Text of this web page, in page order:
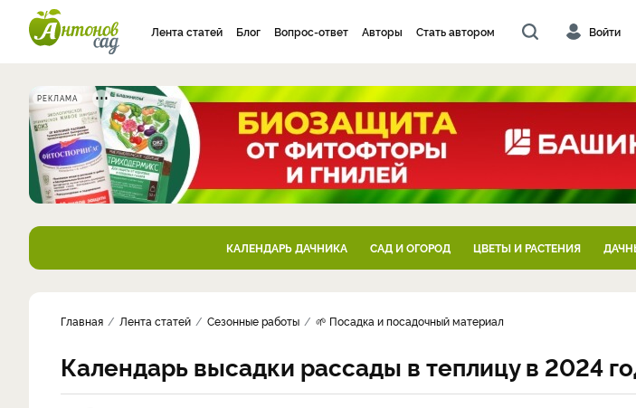
Лента статей Блог Вопрос-ответ Авторы Стать автором Войти
РЕКЛАМА
КАЛЕНДАРЬ ДАЧНИКА САД И ОГОРОД ЦВЕТЫ И РАСТЕНИЯ
Главная Лента статей Сезонные работы 🌱 Посадка и посадочный материал
Календарь высадки рассады в теплицу в 2024